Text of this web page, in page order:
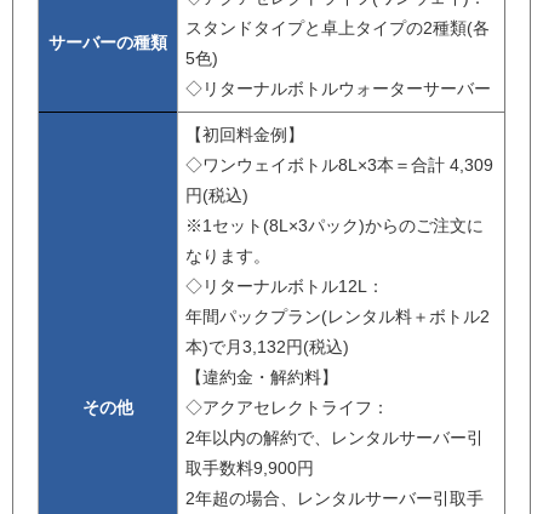
サーバーの種類
スタンドタイプと卓上タイプの2種類(各
5色)
◇リターナルボトルウォーターサーバー
その他
【初回料金例】
◇ワンウェイボトル8L×3本＝合計 4,309
円(税込)
※1セット(8L×3パック)からのご注文に
なります。
◇リターナルボトル12L：
年間パックプラン(レンタル料＋ボトル2
本)で月3,132円(税込)
【違約金・解約料】
◇アクアセレクトライフ：
2年以内の解約で、レンタルサーバー引
取手数料9,900円
2年超の場合、レンタルサーバー引取手